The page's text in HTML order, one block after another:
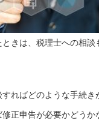
きは、税理士への相談
ればどのような手続き
正申告が必要かどうか